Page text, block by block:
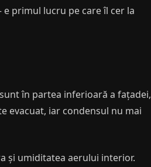
primul lucru pe care îl cer la
în partea inferioară a fațadei,
evacuat, iar condensul nu mai
și umiditatea aerului interior.